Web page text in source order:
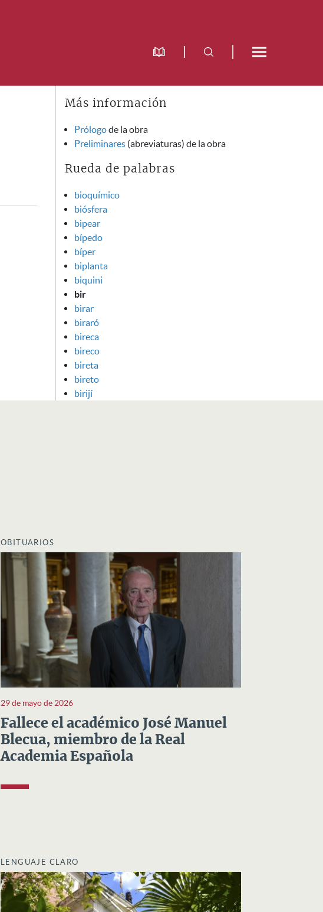
Más información
Prólogode la obra
Preliminares (abreviaturas) de la obra
Rueda de palabras
bioquímico
biósfera
bipear
bípedo
bíper
biplanta
biquini
bir
birar
biraró
bireca
bireco
bireta
bireto
birijí
OBITUARIOS
29 de mayo de 2026
Fallece el académico José Manuel
Blecua, miembro de la Real
Academia Española
LENGUAJE CLARO